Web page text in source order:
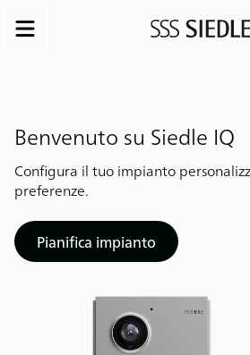
Benvenuto su Siedle IQ
Configura il tuo impianto
preferenze.
Pianifica impianto